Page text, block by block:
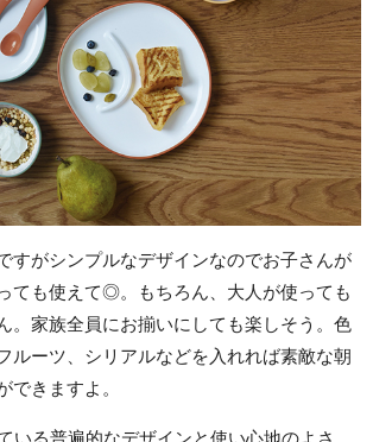
すがシンプルなデザインなのでお子さんが
ても使えて◎。もちろん、大人が使っても
。家族全員にお揃いにしても楽しそう。色
ルーツ、シリアルなどを入れれば素敵な朝
できますよ。